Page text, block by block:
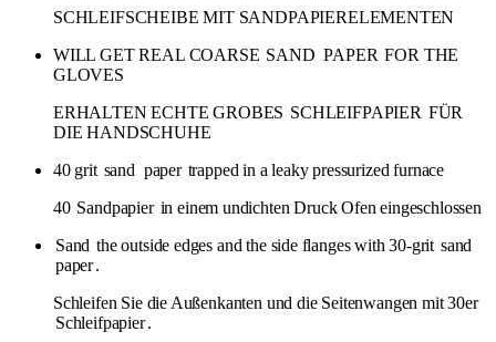
SCHLEIFSCHEIBE MIT SANDPAPIERELEMENTEN
WILL GET REAL COARSE SAND PAPER FOR THE
GLOVES
ERHALTEN ECHTE GROBES SCHLEIFPAPIER FÜR
DIE HANDSCHUHE
40 grit sand paper trapped in a leaky pressurized furnace
40 Sandpapier in einem undichten Druck Ofen eingeschlossen
Sand the outside edges and the side flanges with 30-grit sand
paper.
Schleifen Sie die Außenkanten und die Seitenwangen mit 30er
Schleifpapier.